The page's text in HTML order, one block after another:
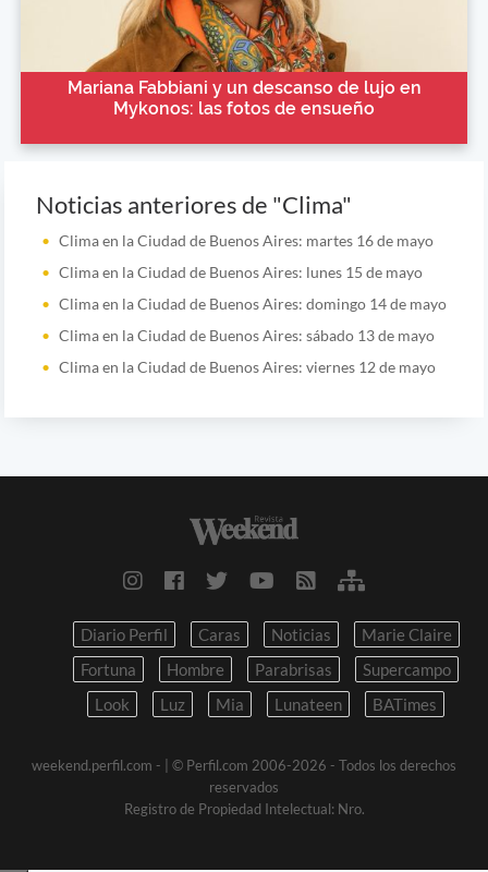
Mariana Fabbiani y un descanso de lujo en
Mykonos: las fotos de ensueño
Noticias anteriores de "Clima"
Clima en la Ciudad de Buenos Aires: martes 16 de mayo
Clima en la Ciudad de Buenos Aires: lunes 15 de mayo
Clima en la Ciudad de Buenos Aires: domingo 14 de mayo
Clima en la Ciudad de Buenos Aires: sábado 13 de mayo
Clima en la Ciudad de Buenos Aires: viernes 12 de mayo
Diario Perfil Caras Noticias
Marie Claire
Fortuna
Hombre Parabrisas
Supercampo
Look
Luz Mia Lunateen BATimes
weekend.perfil.com -
| © Perfil.com 2006-2026 - Todos los derechos
reservados
Registro de Propiedad Intelectual: Nro.